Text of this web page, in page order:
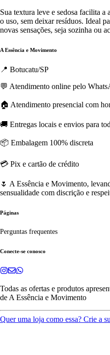
Sua textura leve e sedosa facilita
o uso, sem deixar resíduos. Ideal
novas sensações, seja sozinha ou
A Essência e Movimento
📍 Botucatu/SP
💬 Atendimento online pelo
🏠 Atendimento presencial com
🚚 Entregas locais e envios para
📦 Embalagem 100% discreta
💳 Pix e cartão de crédito
🌷 A Essência e Movimento,
sensualidade com discrição e
Páginas
Perguntas frequentes
Conecte-se conosco
Todas as ofertas e produtos
de A Essência e Movimento
Quer uma loja como essa? Crie a